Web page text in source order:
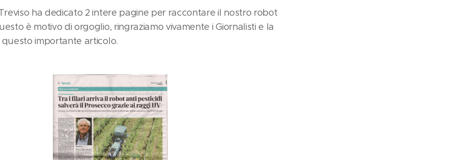
ha dedicato 2 intere pagine per raccontare il nostro robot
è motivo di orgoglio, ringraziamo vivamente i Giornalisti e la
importante articolo.